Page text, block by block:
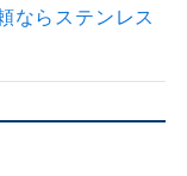
ならステンレス